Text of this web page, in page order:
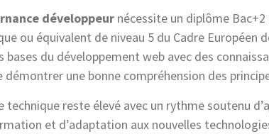
développeur nécessite un diplôme
ou équivalent de niveau 5 du Cadre Européen
du développement web avec des
démontrer une bonne compréhension des
technique reste élevé avec un rythme soutenu
et d’adaptation aux nouvelles